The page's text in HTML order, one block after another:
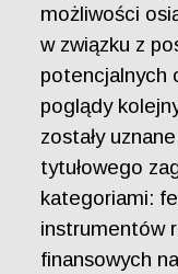
możliwości
w związku z
potencjalnych
poglądy
zostały
tytułowego
kategoriami:
instrumentów
finansowych